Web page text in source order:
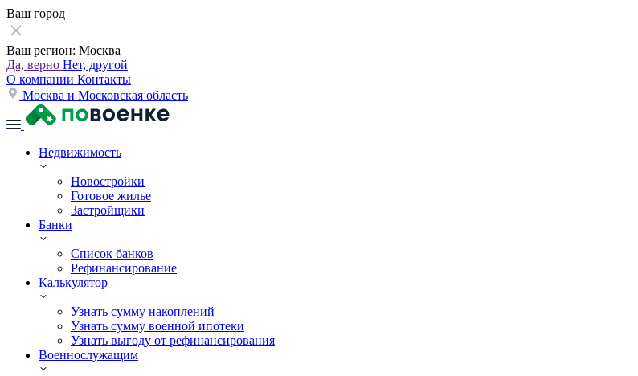
Ваш город
Ваш регион: Москва
Да, верно Нет, другой
О компании Контакты
Москва и Московская область
Недвижимость
Новостройки
Готовое жилье
Застройщики
Банки
Список банков
Рефинансирование
Калькулятор
Узнать сумму накоплений
Узнать сумму военной ипотеки
Узнать выгоду от рефинансирования
Военнослужащим